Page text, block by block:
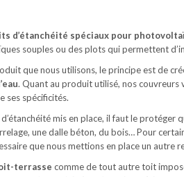
d’étanchéité spéciaux pour
souples ou des plots qui permettent
que nous utilisons, le principe est de
. Quant au produit utilisé, nos
ses spécificités.
mis en place, il faut le
une dalle béton, du bois… Pour
que nous mettions en place un autre
terrasse comme de tout autre toit